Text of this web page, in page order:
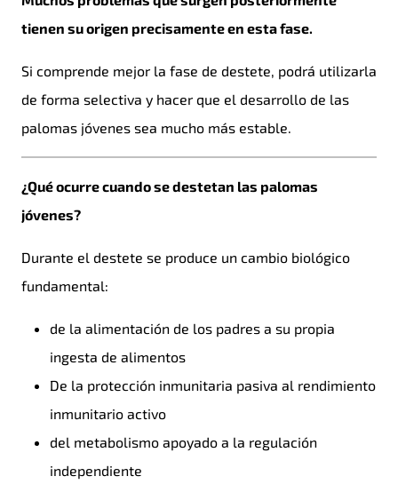
tienen su origen precisamente en esta fase.
Si comprende mejor la fase de destete, podrá utilizarla
de forma selectiva y hacer que el desarrollo de las
palomas jóvenes sea mucho más estable.
¿Qué ocurre cuando se destetan las palomas
jóvenes?
Durante el destete se produce un cambio biológico
fundamental:
de la alimentación de los padres a su propia
ingesta de alimentos
De la protección inmunitaria pasiva al rendimiento
inmunitario activo
del metabolismo apoyado a la regulación
independiente